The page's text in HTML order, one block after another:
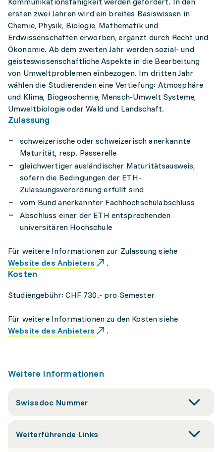
ersten zwei Jahren wird ein breites Basiswissen in
Chemie, Physik, Biologie, Mathematik und
Erdwissenschaften erworben, ergänzt durch Recht und
Ökonomie. Ab dem zweiten Jahr werden sozial- und
geisteswissenschaftliche Aspekte in die Bearbeitung
von Umweltproblemen einbezogen. Im dritten Jahr
wählen die Studierenden eine Vertiefung: Atmosphäre
und Klima, Biogeochemie, Mensch-Umwelt Systeme,
Umweltbiologie oder Wald und Landschaft.
Zulassung
schweizerische oder schweizerisch anerkannte
Maturität, resp. Passerelle
gleichwertiger ausländischer Maturitätsausweis,
sofern die Bedingungen der ETH-
Zulassungsverordnung erfüllt sind
vom Bund anerkannter Fachhochschulabschluss
Abschluss einer der ETH entsprechenden
universitären Hochschule
Für weitere Informationen zur Zulassung siehe
Website des Anbieters
.
Kosten
Studiengebühr: CHF 730.- pro Semester
Für weitere Informationen zu den Kosten siehe
Website des Anbieters
.
Weitere Informationen
Swissdoc Nummer
Weiterführende Links